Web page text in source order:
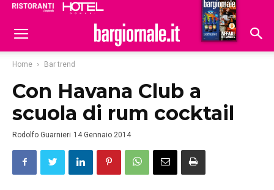
Hoteldomani
Home Bar trend
Con Havana Club a
scuola di rum cocktail
Rodolfo Guarnieri 14 Gennaio 2014